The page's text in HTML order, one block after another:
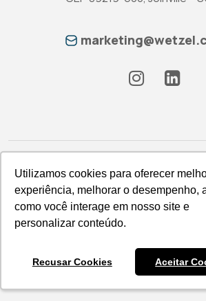
Utilizamos cookies para oferecer
experiência, melhorar o desempenho,
como você interage em nosso site e
personalizar conteúdo.
Recusar Cookies Aceitar
Utilizamos cookies para oferecer
experiência, melhorar o desempenho,
como você interage em nosso site e
personalizar conteúdo.
Recusar Cookies Aceitar
Política de Privacidade